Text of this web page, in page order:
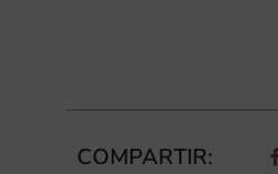
COMPARTIR: